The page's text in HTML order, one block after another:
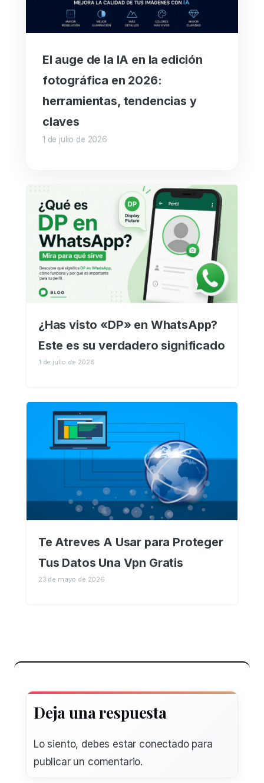
El auge de la IA en la edición
fotográfica en 2026:
herramientas, tendencias y
claves
1 de julio de 2026
¿Has visto «DP» en WhatsApp?
Este es su verdadero significado
1 de julio de 2026
Te Atreves A Usar para Proteger
Tus Datos Una Vpn Gratis
23 de mayo de 2026
Deja una respuesta
Lo siento, debes estar conectadopara
publicar un comentario.